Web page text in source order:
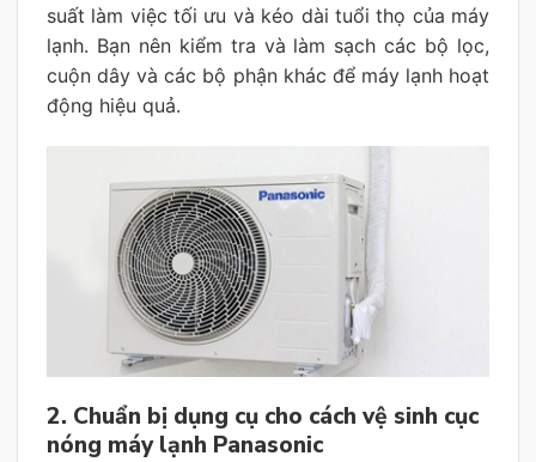
suất làm việc tối ưu và kéo dài tuổi thọ của máy
lạnh. Bạn nên kiểm tra và làm sạch các bộ lọc,
cuộn dây và các bộ phận khác để máy lạnh hoạt
động hiệu quả.
2. Chuẩn bị dụng cụ cho cách vệ sinh cục
nóng máy lạnh Panasonic